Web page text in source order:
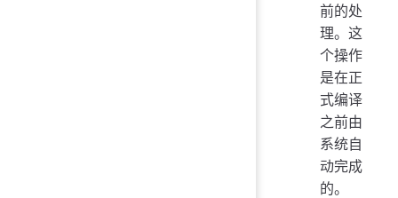
前的处
理。这
个操作
是在正
式编译
之前由
系统自
动完成
的。